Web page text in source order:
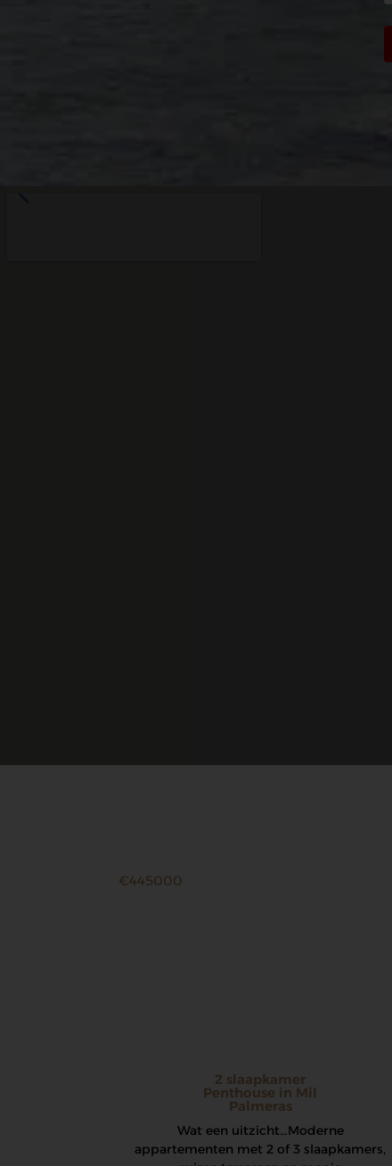
€445000
2 slaapkamer
Penthouse in Mil
Palmeras
Wat een uitzicht… Moderne
appartementen met 2 of 3 slaapkamers,